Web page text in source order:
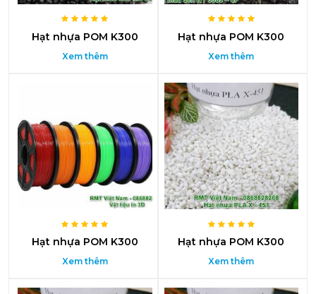
Hạt nhựa POM K300
Xem thêm
Hạt nhựa POM K300
Xem thêm
Hạt nhựa POM K300
Xem thêm
Hạt nhựa POM K300
Xem thêm